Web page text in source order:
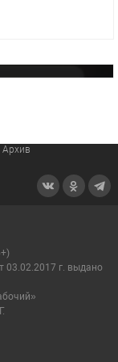
нового
Архив
03.02.2017 г. выдано